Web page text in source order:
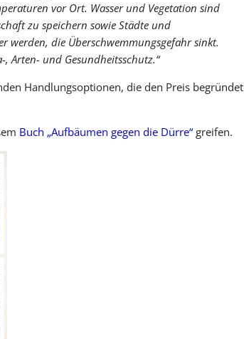
vor Ort. Wasser und Vegetation sind
zu speichern sowie Städte und
werden, die Überschwemmungsgefahr sinkt.
Arten- und Gesundheitsschutz.“
Handlungsoptionen, die den Preis begründet
Buch „Aufbäumen gegen die Dürre“ greifen.